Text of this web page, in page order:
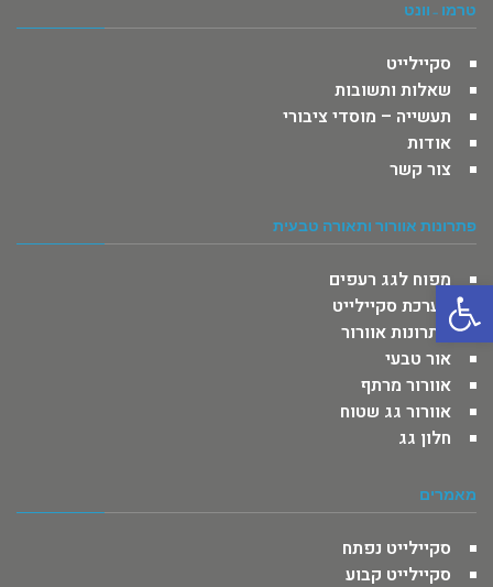
פתח סרגל נגישות
טרמו -וונט
סקיילייט
שאלות ותשובות
תעשייה – מוסדי ציבורי
אודות
צור קשר
פתרונות אוורור ותאורה טבעית
מפוח לגג רעפים
מערכת סקיילייט
פתרונות אוורור
אור טבעי
אוורור מרתף
אוורור גג שטוח
חלון גג
מאמרים
סקיילייט נפתח
סקיילייט קבוע